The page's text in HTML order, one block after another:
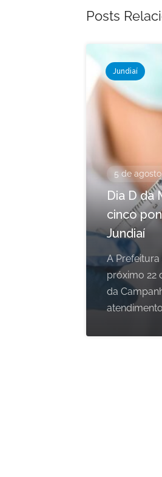
Posts
Jundiaí
5 de
Dia D da
cinco
Jundiaí
A Prefeitura
próximo 22
da
atendimento